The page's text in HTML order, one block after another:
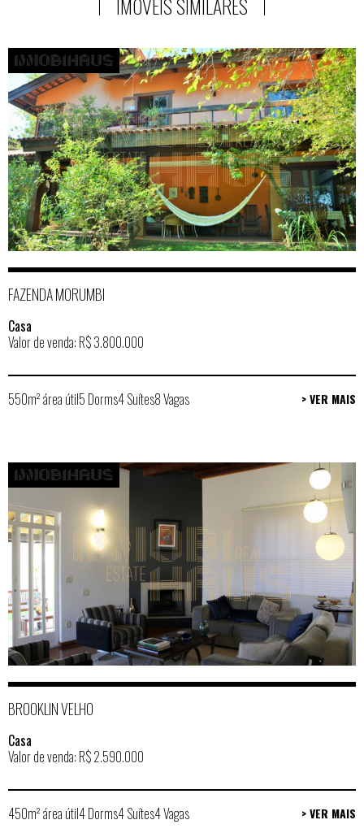
FAZENDA MORUMBI
Casa
Valor de venda: R$ 3.800.000
550m² área útil5 Dorms4 Suítes8 Vagas > VER MAIS
BROOKLIN VELHO
Casa
Valor de venda: R$ 2.590.000
450m² área útil4 Dorms4 Suítes4 Vagas > VER MAIS